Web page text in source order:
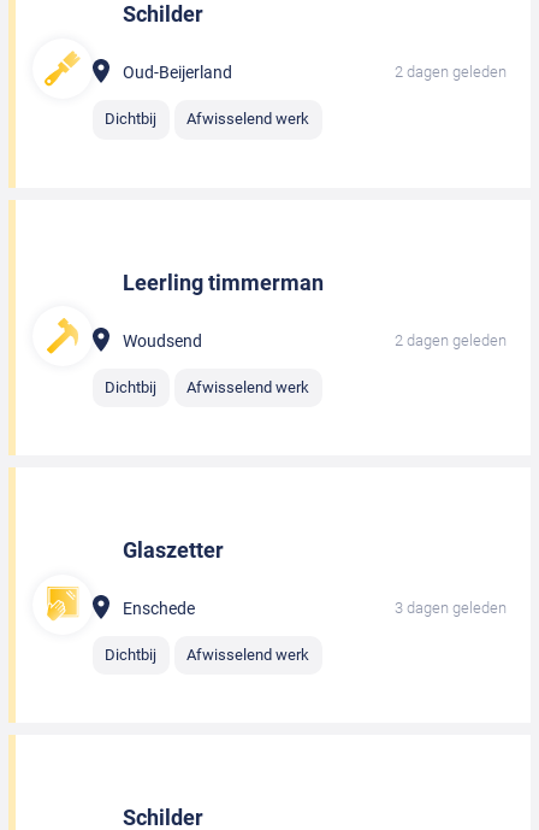
Schilder
Oud-Beijerland 2 dagen geleden
Dichtbij Afwisselend werk
Leerling timmerman
Woudsend 2 dagen geleden
Dichtbij Afwisselend werk
Glaszetter
Enschede 3 dagen geleden
Dichtbij Afwisselend werk
Schilder